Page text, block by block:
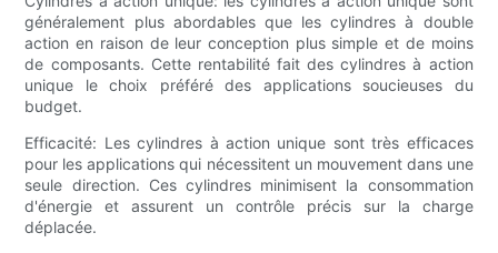
généralement plus abordables que les cylindres à double
action en raison de leur conception plus simple et de moins
de composants. Cette rentabilité fait des cylindres à action
unique le choix préféré des applications soucieuses du
budget.
Efficacité: Les cylindres à action unique sont très efficaces
pour les applications qui nécessitent un mouvement dans une
seule direction. Ces cylindres minimisent la consommation
d'énergie et assurent un contrôle précis sur la charge
déplacée.